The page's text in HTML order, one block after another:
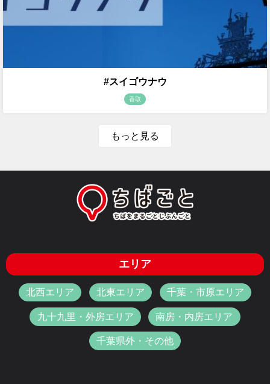
#スイゴウナウ
香取
もっと見る
エリア
北西エリア 北東エリア 千葉・市原エリア
九十九里・外房エリア 南房・内房エリア
千葉県外・その他